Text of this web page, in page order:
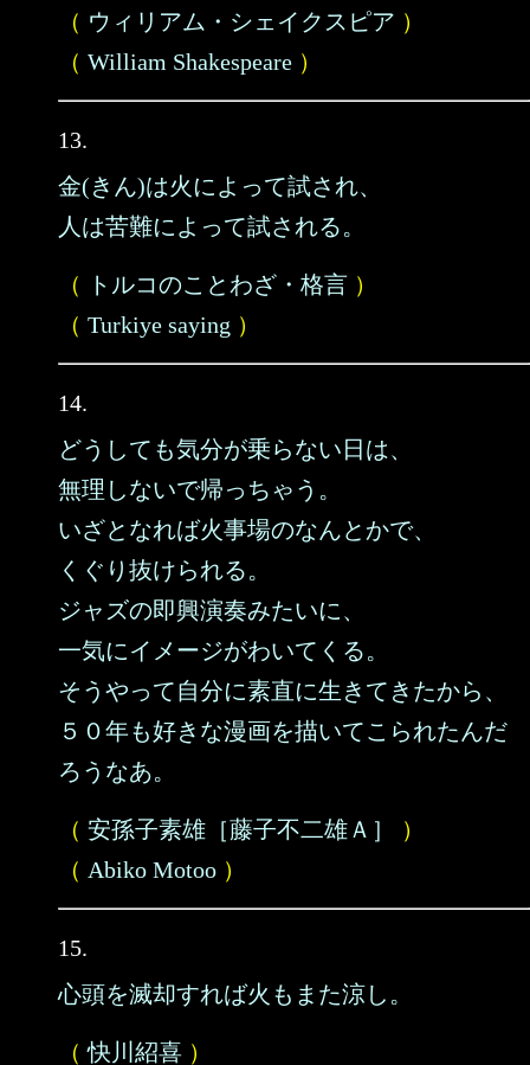
（ ウィリアム・シェイクスピア ）
（ William Shakespeare ）
13.
金(きん)は火によって試され、
人は苦難によって試される。
（ トルコのことわざ・格言 ）
（ Turkiye saying ）
14.
どうしても気分が乗らない日は、
無理しないで帰っちゃう。
いざとなれば火事場のなんとかで、
くぐり抜けられる。
ジャズの即興演奏みたいに、
一気にイメージがわいてくる。
そうやって自分に素直に生きてきたから、
５０年も好きな漫画を描いてこられたんだ
ろうなあ。
（ 安孫子素雄［藤子不二雄Ａ］
）
（ Abiko Motoo ）
15.
心頭を滅却すれば火もまた涼し。
（快川紹喜 ）